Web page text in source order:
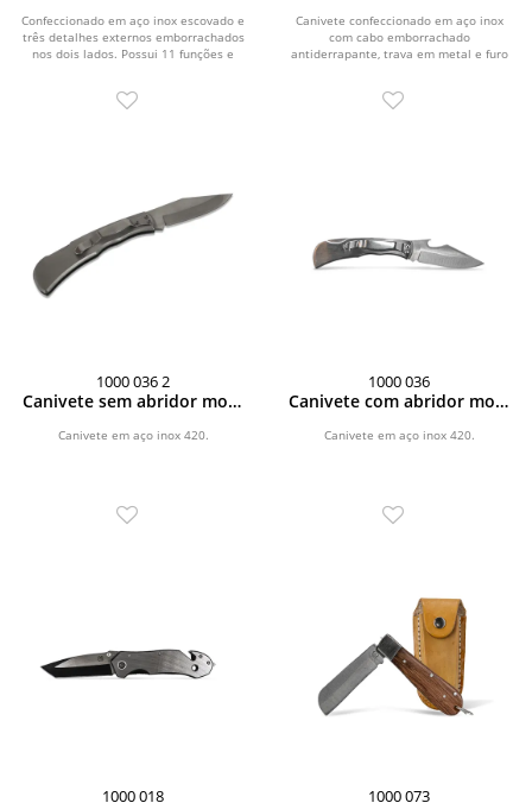
Confeccionado em aço inox escovado e
três detalhes externos emborrachados
nos dois lados. Possui 11 funções e
EM COURO
Canivete confeccionado em aço inox
com cabo emborrachado
antiderrapante, trava em metal e furo
1000 036 2
Canivete sem abridor mod.
Canivete em aço inox 420.
1000 036
Canivete com abridor mod.
Canivete em aço inox 420.
1000 018 1000 073